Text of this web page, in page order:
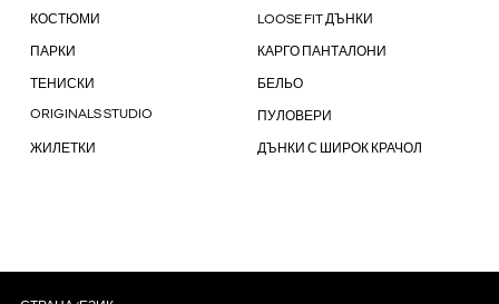
КОСТЮМИ LOOSE FIT ДЪНКИ
ПАРКИ КАРГО ПАНТАЛОНИ
ТЕНИСКИ БЕЛЬО
ORIGINALS STUDIO ПУЛОВЕРИ
ЖИЛЕТКИ ДЪНКИ С ШИРОК КРАЧОЛ